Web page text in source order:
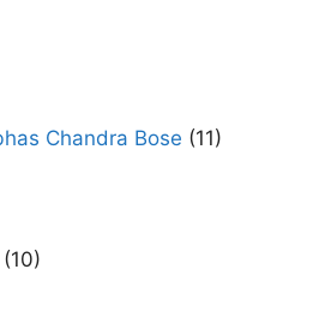
Chandra Bose (11)
(10)